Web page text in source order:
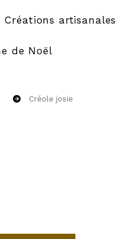
Créations artisanales
de Noël
Créole josie